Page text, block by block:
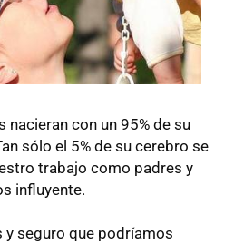
nacieran con un 95% de su
sólo el 5% de su cerebro se
trabajo como padres y
influyente.
y seguro que podríamos